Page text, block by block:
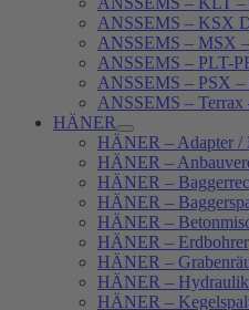
ANSSEMS – KSX
ANSSEMS – MSX
ANSSEMS – PLT-
ANSSEMS – PSX –
ANSSEMS – Terrax
HÄNER
HÄNER – Adapter /
HÄNER –
HÄNER –
HÄNER –
HÄNER –
HÄNER – Erdbohrer
HÄNER –
HÄNER –
HÄNER –